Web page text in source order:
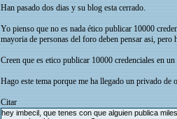
Han pasado dos dias y su blog esta cerrado.
Yo pienso que no es nada ético publicar 10000
mayoria de personas del foro deben pensar asi, pero
Creen que es etico publicar 10000 credenciales en
Hago este tema porque me ha llegado un privado
Citar
hey imbecil, que tenes con que alguien publica